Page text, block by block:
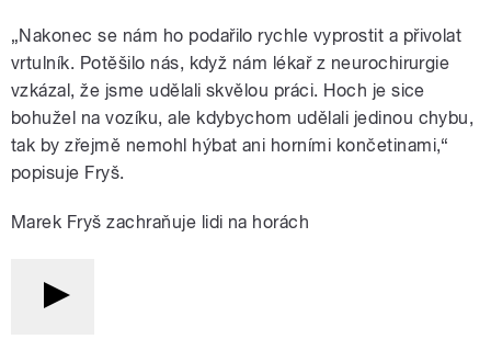
„Nakonec se nám ho podařilo rychle vyprostit a přivolat
vrtulník. Potěšilo nás, když nám lékař z neurochirurgie
vzkázal, že jsme udělali skvělou práci. Hoch je sice
bohužel na vozíku, ale kdybychom udělali jedinou chybu,
tak by zřejmě nemohl hýbat ani horními končetinami,“
popisuje Fryš.
Marek Fryš zachraňuje lidi na horách